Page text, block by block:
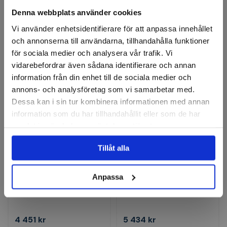
Denna webbplats använder cookies
Vi använder enhetsidentifierare för att anpassa innehållet
och annonserna till användarna, tillhandahålla funktioner
för sociala medier och analysera vår trafik. Vi
vidarebefordrar även sådana identifierare och annan
information från din enhet till de sociala medier och
annons- och analysföretag som vi samarbetar med.
Dessa kan i sin tur kombinera informationen med annan
information som du har tillhandahållit eller som de har
Tillåt alla
Anpassa
4 338 kr
Slut i lager
Visa
4 074 kr
Slut i lager
Visa
HAIMER
/100mm
4 451 kr
Backsats för svarvchuck
400mm, 4-delar
5 434 kr